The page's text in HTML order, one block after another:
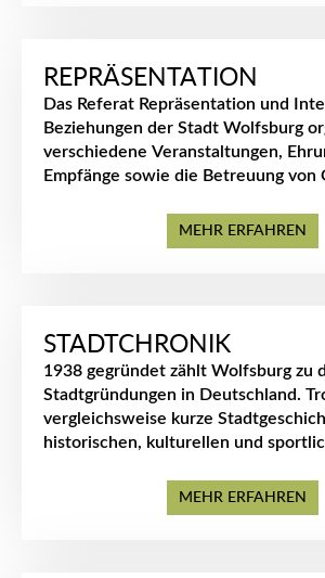
REPRÄSENTATION
Das Referat Repräsentation und
Beziehungen der Stadt Wolfsburg
verschiedene Veranstaltungen,
Empfänge sowie die Betreuung von
und die Eintragung besonderer
Goldene Buch der Stadt.
MEHR ERFAHREN
STADTCHRONIK
1938 gegründet zählt Wolfsburg zu
Stadtgründungen in Deutschland.
vergleichsweise kurze
historischen, kulturellen und
MEHR ERFAHREN